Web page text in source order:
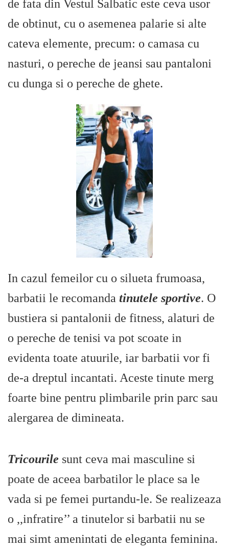
de fata din Vestul Salbatic este ceva usor
de obtinut, cu o asemenea palarie si alte
cateva elemente, precum: o camasa cu
nasturi, o pereche de jeansi sau pantaloni
cu dunga si o pereche de ghete.
In cazul femeilor cu o silueta frumoasa,
barbatii le recomanda tinutele sportive. O
bustiera si pantalonii de fitness, alaturi de
o pereche de tenisi va pot scoate in
evidenta toate atuurile, iar barbatii vor fi
de-a dreptul incantati. Aceste tinute merg
foarte bine pentru plimbarile prin parc sau
alergarea de dimineata.
Tricourile sunt ceva mai masculine si
poate de aceea barbatilor le place sa le
vada si pe femei purtandu-le. Se realizeaza
o ,,infratire’’ a tinutelor si barbatii nu se
mai simt amenintati de eleganta feminina.